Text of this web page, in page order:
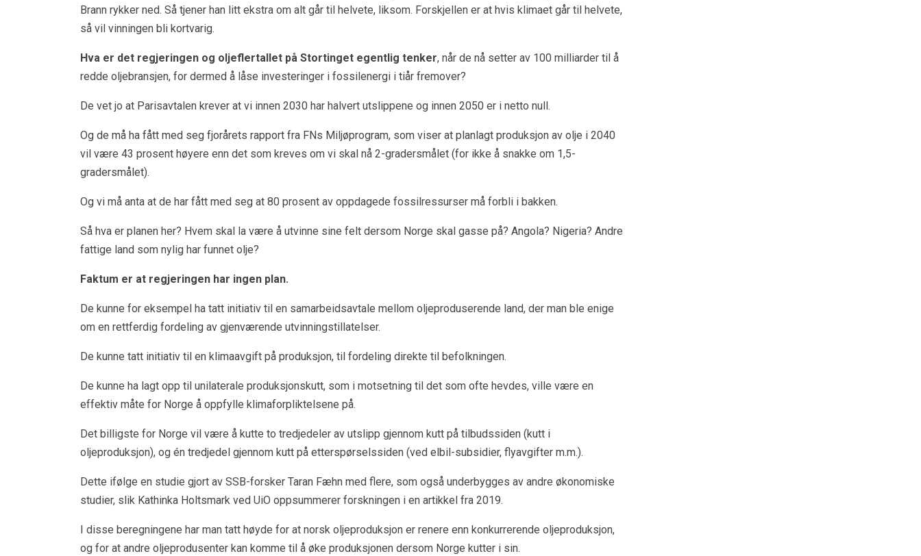
Brann rykker ned. Så tjener han litt ekstra om alt går til helvete, liksom. Forskjellen er at hvis klimaet går til helvete,
så vil vinningen bli kortvarig.
Hva er det regjeringen og oljeflertallet på Stortinget egentlig tenker, når de nå setter av 100 milliarder til å
redde oljebransjen, for dermed å låse investeringer i fossilenergi i tiår fremover?
De vet jo at Parisavtalen krever at vi innen 2030 har halvert utslippene og innen 2050 er i netto null.
Og de må ha fått med seg fjorårets rapport fra FNs Miljøprogram, som viser at planlagt produksjon av olje i 2040
vil være 43 prosent høyere enn det som kreves om vi skal nå 2-gradersmålet (for ikke å snakke om 1,5-
gradersmålet).
Og vi må anta at de har fått med seg at 80 prosent av oppdagede fossilressurser må forbli i bakken.
Så hva er planen her? Hvem skal la være å utvinne sine felt dersom Norge skal gasse på? Angola? Nigeria? Andre
fattige land som nylig har funnet olje?
Faktum er at regjeringen har ingen plan.
De kunne for eksempel ha tatt initiativ til en samarbeidsavtale mellom oljeproduserende land, der man ble enige
om en rettferdig fordeling av gjenværende utvinningstillatelser.
De kunne tatt initiativ til en klimaavgift på produksjon, til fordeling direkte til befolkningen.
De kunne ha lagt opp til unilaterale produksjonskutt, som i motsetning til det som ofte hevdes, ville være en
effektiv måte for Norge å oppfylle klimaforpliktelsene på.
Det billigste for Norge vil være å kutte to tredjedeler av utslipp gjennom kutt på tilbudssiden (kutt i
oljeproduksjon), og én tredjedel gjennom kutt på etterspørselssiden (ved elbil-subsidier, flyavgifter m.m.).
Dette ifølge en studie gjort av SSB-forsker Taran Fæhn med flere, som også underbygges av andre økonomiske
studier, slik Kathinka Holtsmark ved UiO oppsummerer forskningen i en artikkel fra 2019.
I disse beregningene har man tatt høyde for at norsk oljeproduksjon er renere enn konkurrerende oljeproduksjon,
og for at andre oljeprodusenter kan komme til å øke produksjonen dersom Norge kutter i sin.